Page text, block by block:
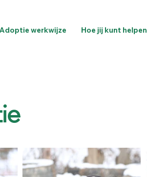
Adoptie werkwijze Hoe jij kunt helpen